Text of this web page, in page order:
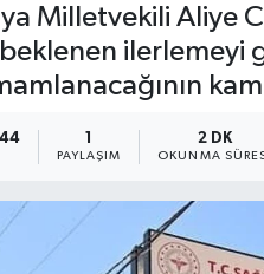
Milletvekili Aliye
beklenen
1
PAYLAŞIM
2 DK
OKUNMA
ve Fikstür